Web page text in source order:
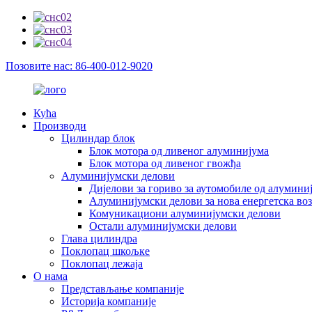
Позовите нас: 86-400-012-9020
Кућа
Производи
Цилиндар блок
Блок мотора од ливеног алуминијума
Блок мотора од ливеног гвожђа
Алуминијумски делови
Дијелови за гориво за аутомобиле од
Алуминијумски делови за нова енергетска
Комуникациони алуминијумски делови
Остали алуминијумски делови
Глава цилиндра
Поклопац шкољке
Поклопац лежаја
О нама
Представљање компаније
Историја компаније